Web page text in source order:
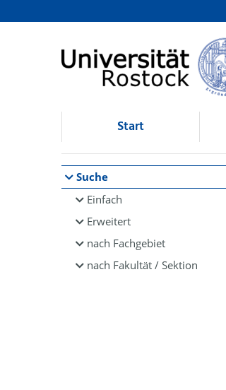
Browsen
direkt zum Inhalt
Start
Suche
Einfach
Erweitert
nach Fachgebiet
nach Fakultät / Sektion